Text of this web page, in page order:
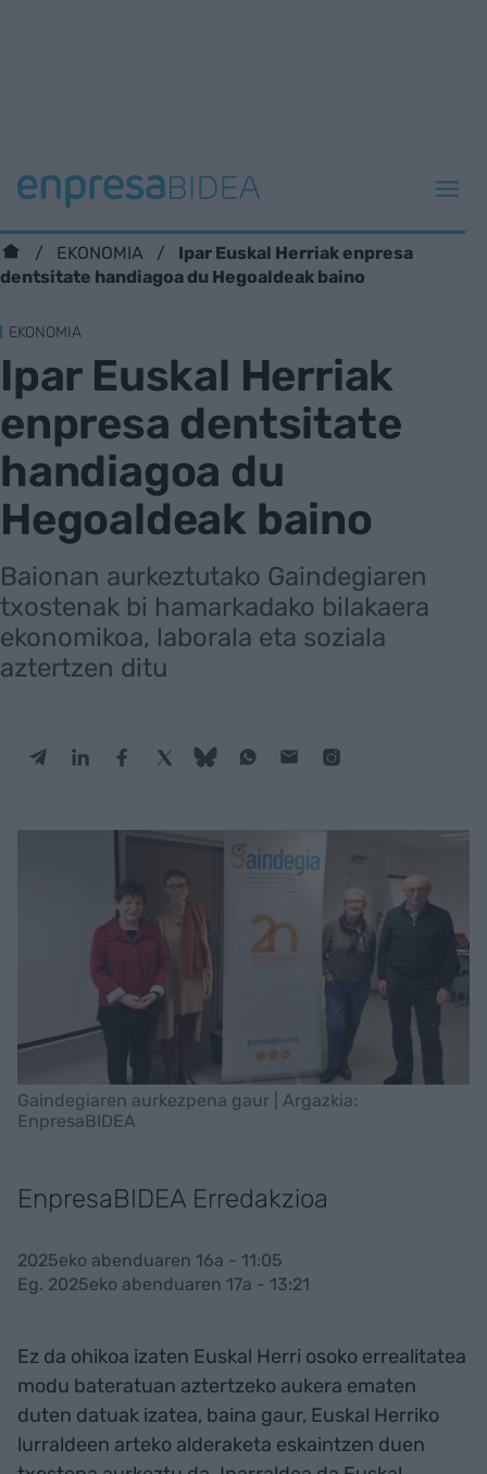
EKONOMIA
Ipar Euskal Herriak enpresa
dentsitate handiagoa du Hegoaldeak baino
EKONOMIA
Ipar Euskal Herriak
enpresa dentsitate
handiagoa du
Hegoaldeak baino
Baionan aurkeztutako Gaindegiaren
txostenak bi hamarkadako bilakaera
ekonomikoa, laborala eta soziala
aztertzen ditu
Gaindegiaren aurkezpena gaur | Argazkia:
EnpresaBIDEA
EnpresaBIDEA Erredakzioa
2025eko abenduaren 16a - 11:05
Eg. 2025eko abenduaren 17a - 13:21
Ez da ohikoa izaten Euskal Herri osoko errealitatea
modu bateratuan aztertzeko aukera ematen
duten datuak izatea, baina gaur, Euskal Herriko
lurraldeen arteko alderaketa eskaintzen duen